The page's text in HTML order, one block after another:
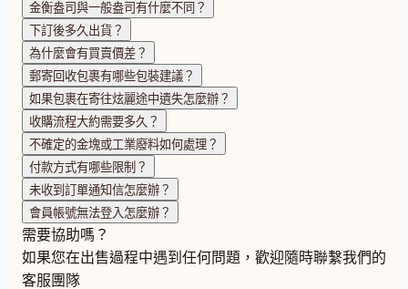
金衡盎司與一般盎司有什麼不同？
下訂後多久出貨？
為什麼會有買賣價差？
郵寄回收包裹有哪些包裝建議？
如果包裹在寄往炫麗途中遺失怎麼辦？
收購流程大約需要多久？
不確定的金塊或工業廢料如何處理？
付款方式有哪些限制？
未收到訂單通知信怎麼辦？
會員帳號無法登入怎麼辦？
需要協助嗎？
如果您在出售過程中遇到任何問題，歡迎隨時聯繫我們的
客服團隊